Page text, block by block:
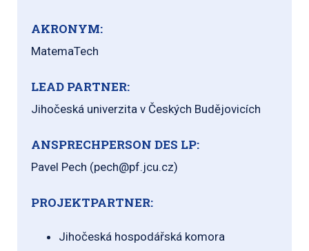
AKRONYM:
MatemaTech
LEAD PARTNER:
Jihočeská univerzita v Českých Budějovicích
ANSPRECHPERSON DES LP:
Pavel Pech (pech@pf.jcu.cz)
PROJEKTPARTNER:
Jihočeská hospodářská komora